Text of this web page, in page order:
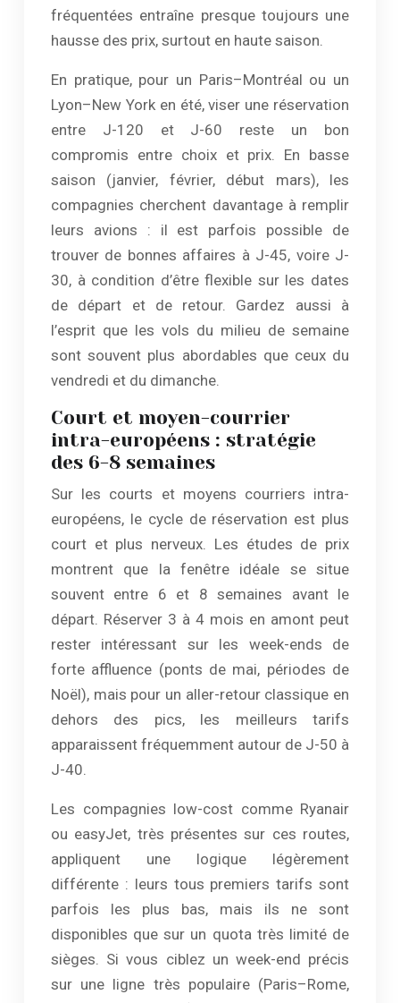
fréquentées entraîne presque toujours une
hausse des prix, surtout en haute saison.
En pratique, pour un Paris–Montréal ou un
Lyon–New York en été, viser une réservation
entre J-120 et J-60 reste un bon
compromis entre choix et prix. En basse
saison (janvier, février, début mars), les
compagnies cherchent davantage à remplir
leurs avions : il est parfois possible de
trouver de bonnes affaires à J-45, voire J-
30, à condition d’être flexible sur les dates
de départ et de retour. Gardez aussi à
l’esprit que les vols du milieu de semaine
sont souvent plus abordables que ceux du
vendredi et du dimanche.
Court et moyen-courrier
intra-européens : stratégie
des 6-8 semaines
Sur les courts et moyens courriers intra-
européens, le cycle de réservation est plus
court et plus nerveux. Les études de prix
montrent que la fenêtre idéale se situe
souvent entre 6 et 8 semaines avant le
départ. Réserver 3 à 4 mois en amont peut
rester intéressant sur les week-ends de
forte affluence (ponts de mai, périodes de
Noël), mais pour un aller-retour classique en
dehors des pics, les meilleurs tarifs
apparaissent fréquemment autour de J-50 à
J-40.
Les compagnies low-cost comme Ryanair
ou easyJet, très présentes sur ces routes,
appliquent une logique légèrement
différente : leurs tous premiers tarifs sont
parfois les plus bas, mais ils ne sont
disponibles que sur un quota très limité de
sièges. Si vous ciblez un week-end précis
sur une ligne très populaire (Paris–Rome,